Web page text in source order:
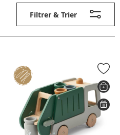
Filtrer & Trier